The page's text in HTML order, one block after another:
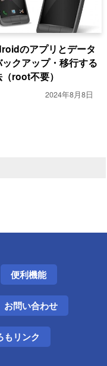
のアプリとデータ
ックアップ・移行する
root不要）
2024年8月8日
便利機能
お問い合わせ
もリンク